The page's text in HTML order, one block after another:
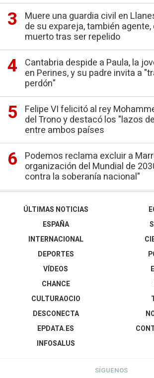
Muere una guardia civil en
de su expareja, también
muerto tras ser repelido
Cantabria despide a Paula, la
en Perines, y su padre invita a
perdón"
Felipe VI felicitó al rey
del Trono y destacó los "lazos
entre ambos países
Podemos reclama excluir a
organización del Mundial de
contra la soberanía nacional"
ÚLTIMAS NOTICIAS
ESPAÑA
INTERNACIONAL
DEPORTES
VÍDEOS
CHANCE
CULTURAOCIO
DESCONECTA
EPDATA.ES
INFOSALUS
SÍGUENOS